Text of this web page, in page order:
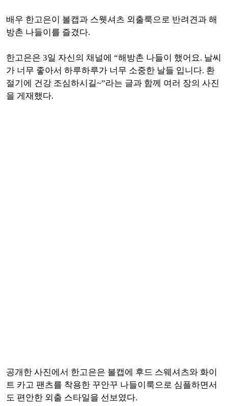
배우 한고은이 볼캡과 스웻셔츠 외출룩으로 반려견과 해
방촌 나들이를 즐겼다.
한고은은 3일 자신의 채널에 “해방촌 나들이 했어요. 날씨
가 너무 좋아서 하루하루가 너무 소중한 날들 입니다. 환
절기에 건강 조심하시길~”라는 글과 함께 여러 장의 사진
을 게재했다.
공개한 사진에서 한고은은 볼캡에 후드 스웨셔츠와 화이
트 카고 팬츠를 착용한 꾸안꾸 나들이룩으로 심플하면서
도 편안한 외출 스타일을 선보였다.